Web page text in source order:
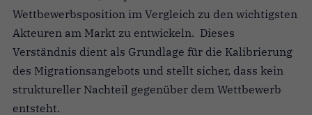
Wettbewerbsposition im Vergleich zu den wichtigsten
Akteuren am Markt zu entwickeln. Dieses
Verständnis dient als Grundlage für die Kalibrierung
des Migrationsangebots und stellt sicher, dass kein
struktureller Nachteil gegenüber dem Wettbewerb
entsteht.